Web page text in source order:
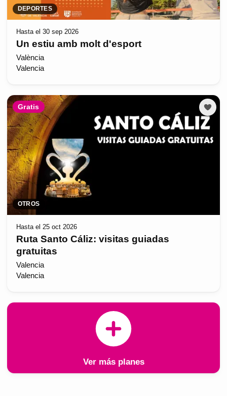
DEPORTES
Hasta el 30 sep 2026
Un estiu amb molt d'esport
València
Valencia
Gratis
OTROS
Hasta el 25 oct 2026
Ruta Santo Cáliz: visitas guiadas
gratuitas
Valencia
Valencia
Ver más planes